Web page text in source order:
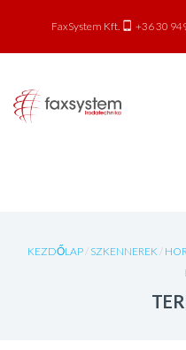
FaxSystem Kft. +36 30
KEZDŐLAP/ SZKENNEREK/